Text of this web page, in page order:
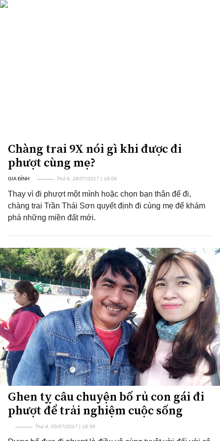
Chàng trai 9X nói gì khi được đi
phượt cùng mẹ?
GIA ĐÌNH Thứ 6, 28/07/2017 | 18:06
Thay vì đi phượt một mình hoặc chọn bạn thân để đi,
chàng trai Trần Thái Sơn quyết định đi cùng mẹ để khám
phá những miền đất mới.
Ghen tỵ câu chuyện bố rủ con gái đi
phượt để trải nghiệm cuộc sống
Thứ 4, 05/07/2017 | 18:58